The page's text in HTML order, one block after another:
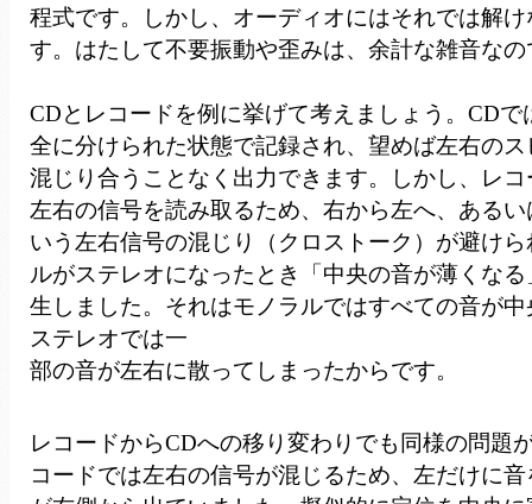
程式です。しかし、オーディオにはそれでは解
す。はたして不要振動や歪みは、余計な雑音な
CDとレコードを例に挙げて考えましょう。CDで
全に分けられた状態で記録され、望めば左右の
混じり合うことなく出力できます。しかし、レ
左右の信号を読み取るため、右から左へ、ある
いう左右信号の混じり（クロストーク）が避け
ルがステレオになったとき「中央の音が薄くな
生しました。それはモノラルではすべての音が
ステレオでは一
部の音が左右に散ってしまったからです。
レコードからCDへの移り変わりでも同様の問題
コードでは左右の信号が混じるため、左だけに